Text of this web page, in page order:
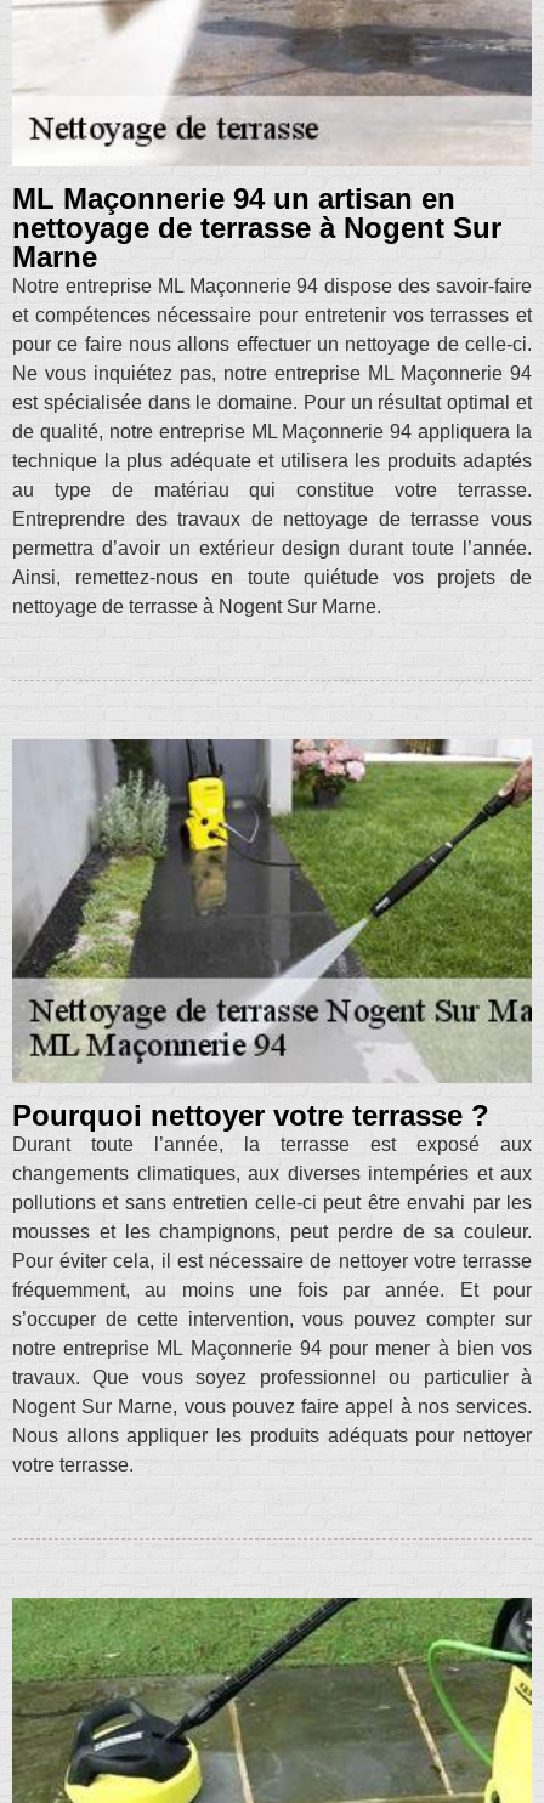
ML Maçonnerie 94 un artisan en
nettoyage de terrasse à Nogent Sur
Marne
Notre entreprise ML Maçonnerie 94 dispose des savoir-faire
et compétences nécessaire pour entretenir vos terrasses et
pour ce faire nous allons effectuer un nettoyage de celle-ci.
Ne vous inquiétez pas, notre entreprise ML Maçonnerie 94
est spécialisée dans le domaine. Pour un résultat optimal et
de qualité, notre entreprise ML Maçonnerie 94 appliquera la
technique la plus adéquate et utilisera les produits adaptés
au type de matériau qui constitue votre terrasse.
Entreprendre des travaux de nettoyage de terrasse vous
permettra d’avoir un extérieur design durant toute l’année.
Ainsi, remettez-nous en toute quiétude vos projets de
nettoyage de terrasse à Nogent Sur Marne.
Pourquoi nettoyer votre terrasse ?
Durant toute l’année, la terrasse est exposé aux
changements climatiques, aux diverses intempéries et aux
pollutions et sans entretien celle-ci peut être envahi par les
mousses et les champignons, peut perdre de sa couleur.
Pour éviter cela, il est nécessaire de nettoyer votre terrasse
fréquemment, au moins une fois par année. Et pour
s’occuper de cette intervention, vous pouvez compter sur
notre entreprise ML Maçonnerie 94 pour mener à bien vos
travaux. Que vous soyez professionnel ou particulier à
Nogent Sur Marne, vous pouvez faire appel à nos services.
Nous allons appliquer les produits adéquats pour nettoyer
votre terrasse.